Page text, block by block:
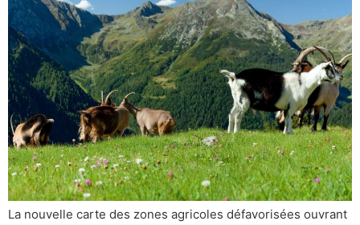
La nouvelle carte des zones agricoles défavorisées ouvrant